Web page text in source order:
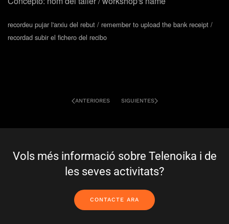
recordeu pujar l'arxiu del rebut / remember to upload the bank receipt /
recordad subir el fichero del recibo
ANTERIORES SIGUIENTES
Vols més informació sobre Telenoika i de
les seves activitats?
CONTACTE ARA